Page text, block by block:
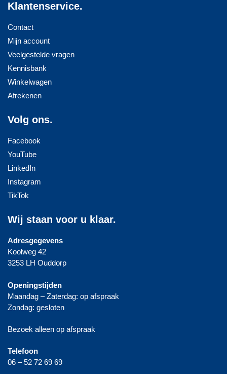
Klantenservice.
Contact
Mijn account
Veelgestelde vragen
Kennisbank
Winkelwagen
Afrekenen
Volg ons.
Facebook
YouTube
LinkedIn
Instagram
TikTok
Wij staan voor u klaar.
Adresgegevens
Koolweg 42
3253 LH Ouddorp
Openingstijden
Maandag – Zaterdag: op afspraak
Zondag: gesloten
Bezoek alleen op afspraak
Telefoon
06 – 52 72 69 69